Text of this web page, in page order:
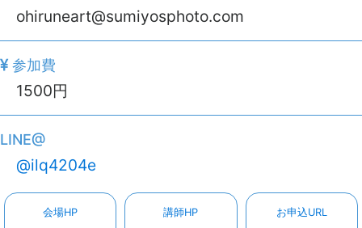
ohiruneart@sumiyosphoto.com
参加費
1500円
LINE@
@ilq4204e
会場HP 講師HP お申込URL